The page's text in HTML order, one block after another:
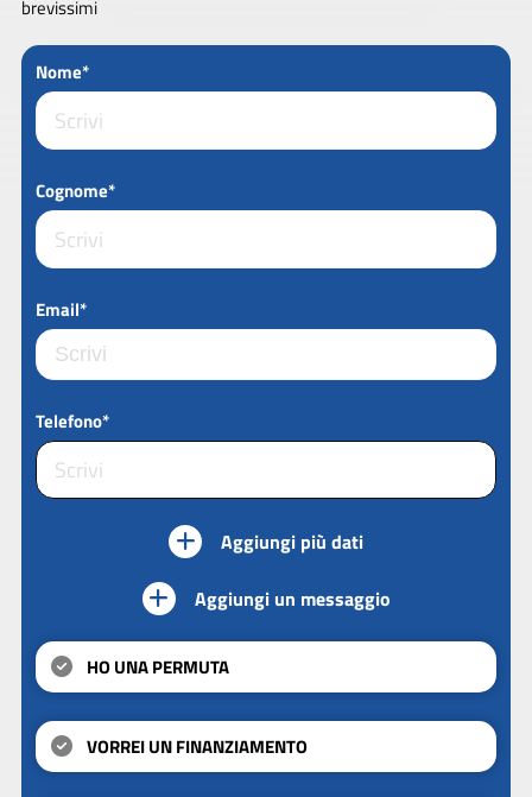
brevissimi
Nome*
Cognome*
Email*
Telefono*
Aggiungi più dati
Aggiungi un messaggio
HO UNA PERMUTA
VORREI UN FINANZIAMENTO